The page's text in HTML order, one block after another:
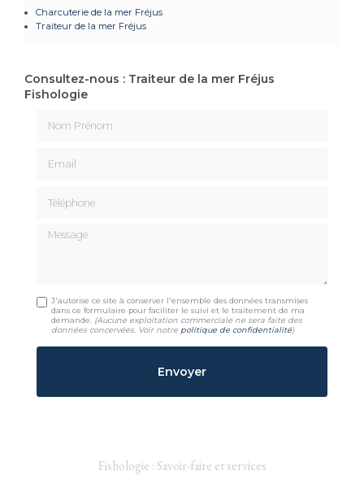
Charcuterie de la mer Fréjus
Traiteur de la mer Fréjus
Consultez-nous : Traiteur de la mer Fréjus
Fishologie
Message
J'autorise ce site à conserver l'ensemble des données transmises
dans ce formulaire pour faciliter le suivi et le traitement de ma
demande. (Aucune exploitation commerciale ne sera faite des
données concervées. Voir notre politique de confidentialité)
Fishologie : Savoir-faire et services